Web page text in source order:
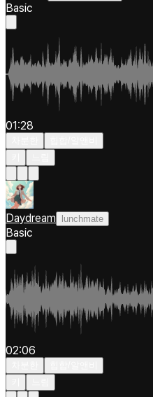
Basic
01:28
Daydream lunchmate
Basic
02:06